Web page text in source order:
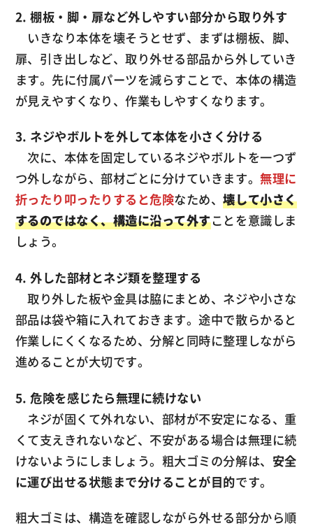
2. 棚板・脚・扉など外しやすい部分から取り外す
いきなり本体を壊そうとせず、まずは棚板、脚、
扉、引き出しなど、取り外せる部品から外していき
ます。先に付属パーツを減らすことで、本体の構造
が見えやすくなり、作業もしやすくなります。
3. ネジやボルトを外して本体を小さく分ける
次に、本体を固定しているネジやボルトを一つず
つ外しながら、部材ごとに分けていきます。無理に
折ったり叩ったりすると危険なため、壊して小さく
するのではなく、構造に沿って外すことを意識しま
しょう。
4. 外した部材とネジ類を整理する
取り外した板や金具は脇にまとめ、ネジや小さな
部品は袋や箱に入れておきます。途中で散らかると
作業しにくくなるため、分解と同時に整理しながら
進めることが大切です。
5. 危険を感じたら無理に続けない
ネジが固くて外れない、部材が不安定になる、重
くて支えきれないなど、不安がある場合は無理に続
けないようにしましょう。粗大ゴミの分解は、 安全
に運び出せる状態まで分けることが目的です。
粗大ゴミは、構造を確認しながら外せる部分から順